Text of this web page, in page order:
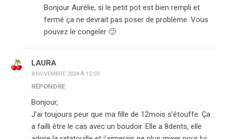
Bonjour Aurélie, si le petit pot est bien rempli et
fermé ça ne devrait pas poser de problème. Vous
pouvez le congeler 🙂
LAURA
8 NOVEMBRE 2024 À 12:03
RÉPONDRE
Bonjour,
J’ai toujours peur que ma fille de 12mois s’étouffe. Ça
a failli être le cas avec un boudoir. Elle a 8dents, elle